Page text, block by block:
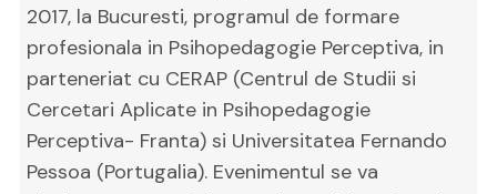
2017, la Bucuresti, programul de formare
profesionala in Psihopedagogie Perceptiva, in
parteneriat cu CERAP (Centrul de Studii si
Cercetari Aplicate in Psihopedagogie
Perceptiva- Franta) si Universitatea Fernando
Pessoa (Portugalia). Evenimentul se va